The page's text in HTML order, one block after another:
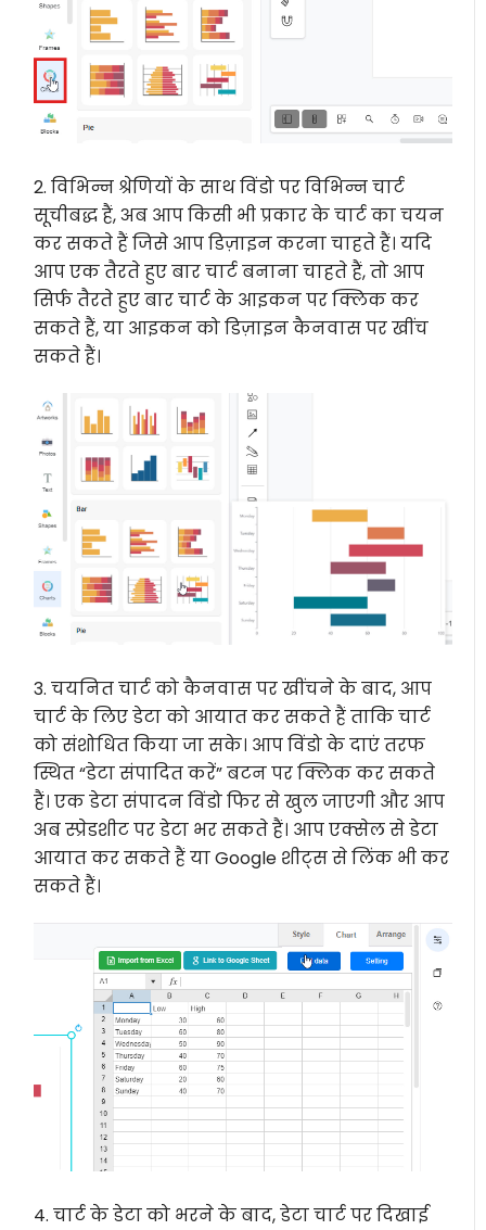
2. विभिन्न श्रेणियों के साथ विंडो पर विभिन्न चार्ट
सूचीबद्ध हैं, अब आप किसी भी प्रकार के चार्ट का चयन
कर सकते हैं जिसे आप डिज़ाइन करना चाहते हैं। यदि
आप एक तैरते हुए बार चार्ट बनाना चाहते हैं, तो आप
सिर्फ तैरते हुए बार चार्ट के आइकन पर क्लिक कर
सकते हैं, या आइकन को डिज़ाइन कैनवास पर खींच
सकते हैं।
3. चयनित चार्ट को कैनवास पर खींचने के बाद, आप
चार्ट के लिए डेटा को आयात कर सकते हैं ताकि चार्ट
को संशोधित किया जा सके। आप विंडो के दाएं तरफ
स्थित “डेटा संपादित करें” बटन पर क्लिक कर सकते
हैं। एक डेटा संपादन विंडो फिर से खुल जाएगी और आप
अब स्प्रेडशीट पर डेटा भर सकते हैं। आप एक्सेल से डेटा
आयात कर सकते हैं या Google शीट्स से लिंक भी कर
सकते हैं।
4. चार्ट के डेटा को भरने के बाद, डेटा चार्ट पर दिखाई